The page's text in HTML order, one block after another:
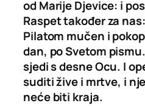
od Marije Djevice: i
Raspet također za
Pilatom mučen i
dan, po Svetom
sjedi s desne Ocu. I
suditi žive i mrtve, i
neće biti kraja.